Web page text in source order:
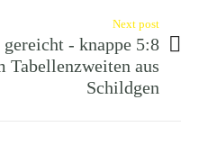
Next post
- knappe 5:8
Tabellenzweiten aus
Schildgen